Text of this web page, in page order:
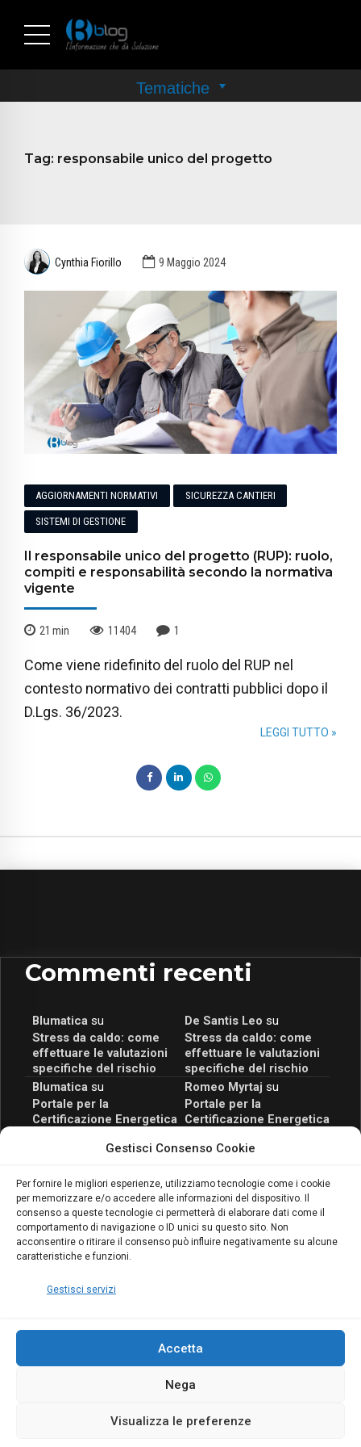
Gestisci Consenso Cookie
Per fornire le migliori esperienze, utilizziamo tecnologie come i cookie
per memorizzare e/o accedere alle informazioni del dispositivo. Il
consenso a queste tecnologie ci permetterà di elaborare dati come il
comportamento di navigazione o ID unici su questo sito. Non
acconsentire o ritirare il consenso può influire negativamente su alcune
caratteristiche e funzioni.
Gestisci servizi
Accetta
Nega
Visualizza le preferenze
Tag: responsabile unico del progetto
Cynthia Fiorillo 9 Maggio 2024
AGGIORNAMENTI NORMATIVI SICUREZZA CANTIERI
SISTEMI DI GESTIONE
Il responsabile unico del progetto (RUP): ruolo,
compiti e responsabilità secondo la normativa
vigente
21 min 11404 1
Come viene ridefinito del ruolo del RUP nel
contesto normativo dei contratti pubblici dopo il
D.Lgs. 36/2023.
LEGGI TUTTO »
Commenti recenti
Blumaticasu
Stress da caldo: come
effettuare le valutazioni
specifiche del rischio
De Santis Leo su
Stress da caldo: come
effettuare le valutazioni
specifiche del rischio
Blumaticasu
Portale per la
Certificazione Energetica
scopri il Corso Blumatica
Romeo Myrtaj su
Portale per la
Certificazione Energetica
scopri il Corso Blumatica
Blumaticasu
Coordinatore della
Sicurezza: cosa è
richiesto per abilitazione
e aggiornamento
Copyright Blumatica